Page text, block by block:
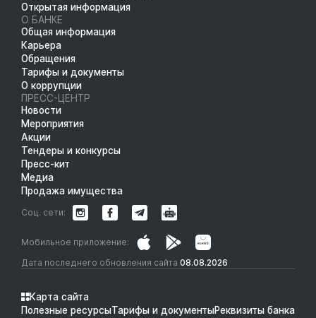
Открытая информация
О БАНКЕ
Общая информация
Карьера
Обращения
Тарифы и документы
О коррупции
ПРЕСС-ЦЕНТР
Новости
Мероприятия
Акции
Тендеры и конкурсы
Пресс-кит
Медиа
Продажа имущества
Дата последнего обновления сайта 08.08.2026
Мобильное приложение:
Соц. сети:
Карта сайта
Полезные ресурсыТарифы и документыРеквизиты банка